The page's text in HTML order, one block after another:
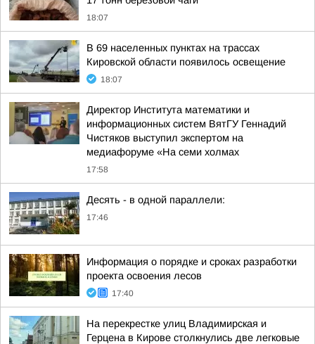
18:07
В 69 населенных пунктах на трассах
Кировской области появилось освещение
18:07
Директор Института математики и
информационных систем ВятГУ Геннадий
Чистяков выступил экспертом на
медиафоруме «На семи холмах
17:58
Десять - в одной параллели:
17:46
Информация о порядке и сроках разработки
проекта освоения лесов
17:40
На перекрестке улиц Владимирская и
Герцена в Кирове столкнулись две легковые